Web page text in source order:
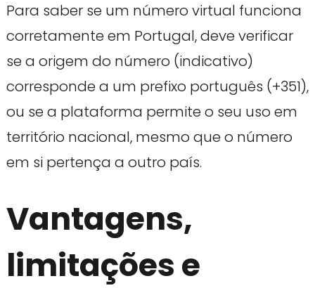
Para saber se um número virtual funciona
corretamente em Portugal, deve verificar
se a origem do número (indicativo)
corresponde a um prefixo português (+351),
ou se a plataforma permite o seu uso em
território nacional, mesmo que o número
em si pertença a outro país.
Vantagens,
limitações e